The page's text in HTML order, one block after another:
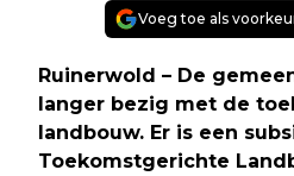
Voeg toe als
Ruinerwold – De
langer bezig met de
landbouw. Er is een
Toekomstgerichte